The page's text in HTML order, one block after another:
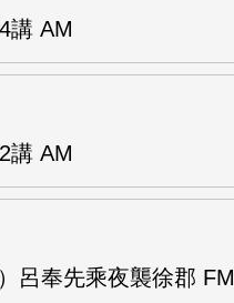
講 AM
講 AM
呂奉先乘夜襲徐郡 FM